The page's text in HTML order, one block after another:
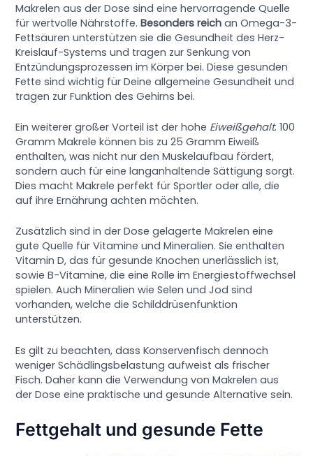
Makrelen aus der Dose sind eine hervorragende Quelle
für wertvolle Nährstoffe.Besonders reich an Omega-3-
Fettsäuren unterstützen sie die Gesundheit des Herz-
Kreislauf-Systems und tragen zur Senkung von
Entzündungsprozessen im Körper bei. Diese gesunden
Fette sind wichtig für Deine allgemeine Gesundheit und
tragen zur Funktion des Gehirns bei.
Ein weiterer großer Vorteil ist der hohe Eiweißgehalt. 100
Gramm Makrele können bis zu 25 Gramm Eiweiß
enthalten, was nicht nur den Muskelaufbau fördert,
sondern auch für eine langanhaltende Sättigung sorgt.
Dies macht Makrele perfekt für Sportler oder alle, die
auf ihre Ernährung achten möchten.
Zusätzlich sind in der Dose gelagerte Makrelen eine
gute Quelle für Vitamine und Mineralien. Sie enthalten
Vitamin D, das für gesunde Knochen unerlässlich ist,
sowie B-Vitamine, die eine Rolle im Energiestoffwechsel
spielen. Auch Mineralien wie Selen und Jod sind
vorhanden, welche die Schilddrüsenfunktion
unterstützen.
Es gilt zu beachten, dass Konservenfisch dennoch
weniger Schädlingsbelastung aufweist als frischer
Fisch. Daher kann die Verwendung von Makrelen aus
der Dose eine praktische und gesunde Alternative sein.
Fettgehalt und gesunde Fette